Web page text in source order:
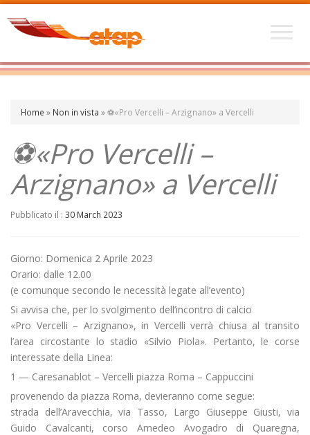
Home » Non in vista »⚽«Pro Vercelli – Arzignano» a Vercelli
⚽«Pro Vercelli –
Arzignano» a Vercelli
Pubblicato il : 30 March 2023
Giorno: Domenica 2 Aprile 2023
Orario: dalle 12.00
(e comunque secondo le necessità legate all’evento)
Si avvisa che, per lo svolgimento dell’incontro di calcio
«Pro Vercelli – Arzignano», in Vercelli verrà chiusa al transito
l’area circostante lo stadio «Silvio Piola». Pertanto, le corse
interessate della Linea:
1 — Caresanablot – Vercelli piazza Roma – Cappuccini
provenendo da piazza Roma, devieranno come segue:
strada dell’Aravecchia, via Tasso, Largo Giuseppe Giusti, via
Guido Cavalcanti, corso Amedeo Avogadro di Quaregna,